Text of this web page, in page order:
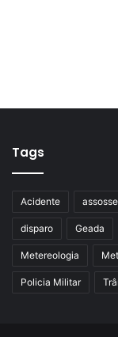
Tags
Acidente
disparo Geada
Metereologia
Policia Militar